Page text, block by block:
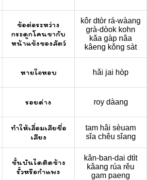
ข้อต่อระหว่าง
กระดูกโคนขากับ
หน้าแข้งของสัตว์
kôr dtòr rá-wàang
grà-dòok kohn
kǎa gàp nâa
kâeng kǒng sàt
หายใจหอบ hǎi jai hòp
รอยด่าง roy dàang
ทำให้เสื่อมเสียชื่อ
เสียง
tam hâi sèuam
sǐa chêu sǐang
ขั้นบันไดติดข้าง
รั้วหรือกำแพง
kân-ban-dai dtìt
kâang rúa rěu
gam paeng